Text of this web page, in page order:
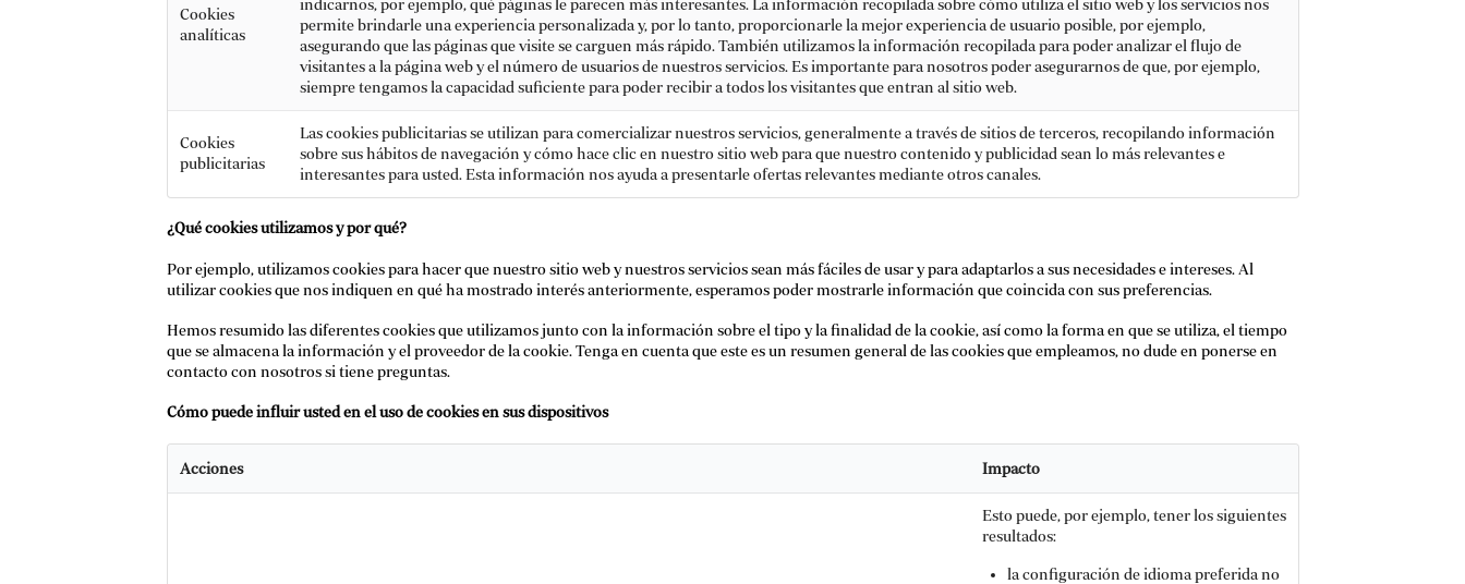
Cookies
analíticas
indicarnos, por ejemplo, qué páginas le parecen más interesantes. La información recopilada sobre cómo utiliza el sitio web y los servicios nos
permite brindarle una experiencia personalizada y, por lo tanto, proporcionarle la mejor experiencia de usuario posible, por ejemplo,
asegurando que las páginas que visite se carguen más rápido. También utilizamos la información recopilada para poder analizar el flujo de
visitantes a la página web y el número de usuarios de nuestros servicios. Es importante para nosotros poder asegurarnos de que, por ejemplo,
siempre tengamos la capacidad suficiente para poder recibir a todos los visitantes que entran al sitio web.
Cookies
publicitarias
Las cookies publicitarias se utilizan para comercializar nuestros servicios, generalmente a través de sitios de terceros, recopilando información
sobre sus hábitos de navegación y cómo hace clic en nuestro sitio web para que nuestro contenido y publicidad sean lo más relevantes e
interesantes para usted. Esta información nos ayuda a presentarle ofertas relevantes mediante otros canales.
¿Qué cookies utilizamos y por qué?
Por ejemplo, utilizamos cookies para hacer que nuestro sitio web y nuestros servicios sean más fáciles de usar y para adaptarlos a sus necesidades e intereses. Al
utilizar cookies que nos indiquen en qué ha mostrado interés anteriormente, esperamos poder mostrarle información que coincida con sus preferencias.
Hemos resumido las diferentes cookies que utilizamos junto con la información sobre el tipo y la finalidad de la cookie, así como la forma en que se utiliza, el tiempo
que se almacena la información y el proveedor de la cookie. Tenga en cuenta que este es un resumen general de las cookies que empleamos, no dude en ponerse en
contacto con nosotros si tiene preguntas.
Cómo puede influir usted en el uso de cookies en sus dispositivos
Acciones Impacto
Esto puede, por ejemplo, tener los siguientes
resultados:
la configuración de idioma preferida no